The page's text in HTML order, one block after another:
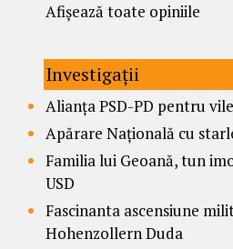
Afișează toate opiniile
Investigații
Alianța PSD-PD pentru
Apărare Națională cu
Familia lui Geoană, tun
USD
Fascinanta ascensiune
Hohenzollern Duda